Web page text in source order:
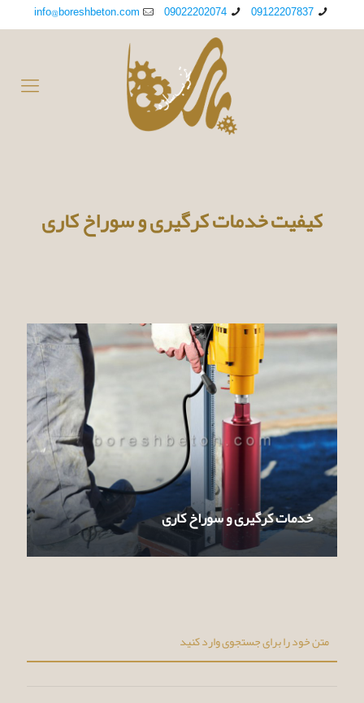
09122207837
09022202074
info@boreshbeton.com
کیفیت خدمات کرگیری و سوراخ کاری
خدمات کرگیری و سوراخ کاری